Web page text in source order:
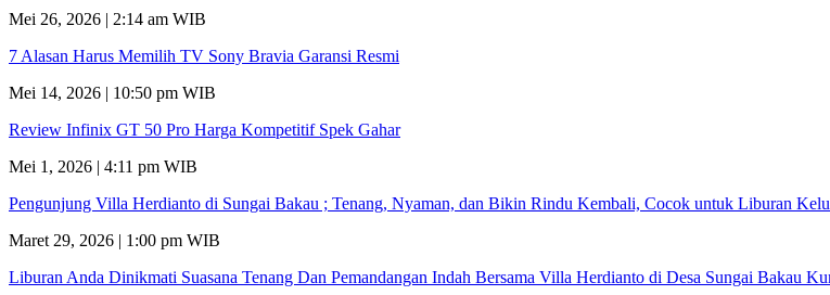
Mei 26, 2026 | 2:14 am WIB
7 Alasan Harus Memilih TV Sony Bravia Garansi Resmi
Mei 14, 2026 | 10:50 pm WIB
Review Infinix GT 50 Pro Harga Kompetitif Spek Gahar
Mei 1, 2026 | 4:11 pm WIB
Pengunjung Villa Herdianto di Sungai Bakau ; Tenang, Nyaman, dan Bikin Rindu Kembali, Cocok untuk Liburan
Maret 29, 2026 | 1:00 pm WIB
Liburan Anda Dinikmati Suasana Tenang Dan Pemandangan Indah Bersama Villa Herdianto di Desa Sungai Bakau